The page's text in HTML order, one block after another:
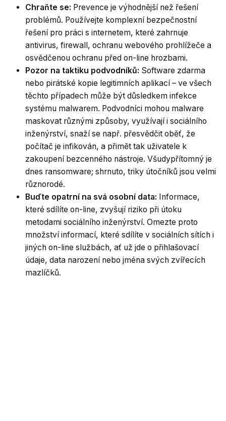
Chraňte se: Prevence je výhodnější než řešení
problémů. Používejte komplexní bezpečnostní
řešení pro práci s internetem, které zahrnuje
antivirus, firewall, ochranu webového prohlížeče a
osvědčenou ochranu před on-line hrozbami.
Pozor na taktiku podvodníků: Software zdarma
nebo pirátské kopie legitimních aplikací – ve všech
těchto případech může být důsledkem infekce
systému malwarem. Podvodníci mohou malware
maskovat různými způsoby, využívají i sociálního
inženýrství, snaží se např. přesvědčit oběť, že
počítač je infikován, a přimět tak uživatele k
zakoupení bezcenného nástroje. Všudypřítomný je
dnes ransomware; shrnuto, triky útočníků jsou velmi
různorodé.
Buďte opatrní na svá osobní data: Informace,
které sdílíte on-line, zvyšují riziko při útoku
metodami sociálního inženýrství. Omezte proto
množství informací, které sdílíte v sociálních sítích i
jiných on-line službách, ať už jde o přihlašovací
údaje, data narození nebo jména svých zvířecích
mazlíčků.